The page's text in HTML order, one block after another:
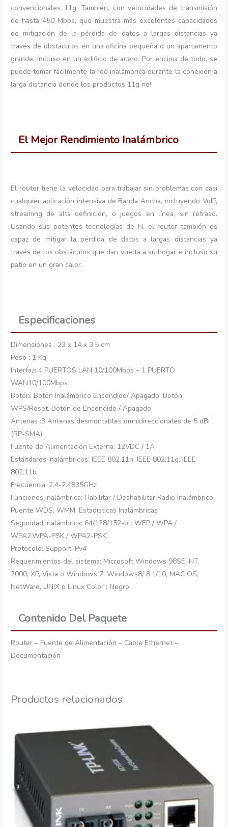
convencionales 11g. También, con velocidades de transmisión
de hasta 450 Mbps, que muestra más excelentes capacidades
de mitigación de la pérdida de datos a largas distancias ya
través de obstáculos en una oficina pequeña o un apartamento
grande, incluso en un edificio de acero. Por encima de todo, se
puede tomar fácilmente la red inalámbrica durante la conexión a
larga distancia donde los productos 11g no!
El Mejor Rendimiento Inalámbrico
El router tiene la velocidad para trabajar sin problemas con casi
cualquier aplicación intensiva de Banda Ancha, incluyendo VoIP,
streaming de alta definición, o juegos en línea, sin retraso.
Usando sus potentes tecnologías de N, el router también es
capaz de mitigar la pérdida de datos a largas distancias ya
través de los obstáculos que dan vuelta a su hogar e incluso su
patio en un gran calor.
Especificaciones
Dimensiones : 23 x 14 x 3.5 cm
Peso : 1 Kg
Interfaz: 4 PUERTOS LAN 10/100Mbps – 1 PUERTO
WAN10/100Mbps
Botón: Botón Inalámbrico Encendido/ Apagado, Botón
WPS/Reset, Botón de Encendido / Apagado
Antenas :3 Antenas desmontables omnidireccionales de 5 dBi
(RP-SMA)
Fuente de Alimentación Externa: 12VDC / 1A
Estándares Inalámbricos: IEEE 802.11n, IEEE 802.11g, IEEE
802.11b
Frecuencia: 2.4-2.4835GHz
Funciones inalámbrica: Habilitar / Deshabilitar Radio Inalámbrico,
Puente WDS, WMM, Estadísticas Inalámbricas
Seguridad inalámbrica: 64/128/152-bit WEP / WPA /
WPA2,WPA-PSK / WPA2-PSK
Protocolo: Support IPv4
Requerimientos del sistema: Microsoft Windows 98SE, NT,
2000, XP, Vista o Windows 7, Windows8/ 8.1/10, MAC OS,
NetWare, UNIX o Linux Color : Negro
Contenido Del Paquete
Router – Fuente de Alimentación – Cable Ethernet –
Documentación
Productos relacionados